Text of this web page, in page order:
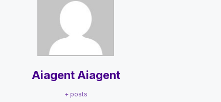
Aiagent Aiagent
+ posts